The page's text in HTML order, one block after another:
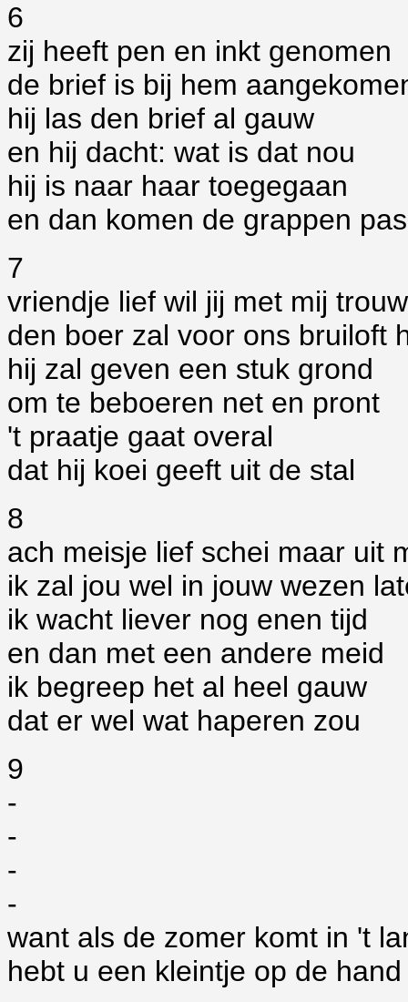
6
zij heeft pen en inkt genomen
de brief is bij hem
hij las den brief al gauw
en hij dacht: wat is dat nou
hij is naar haar toegegaan
en dan komen de grappen
7
vriendje lief wil jij met mij
den boer zal voor ons bruiloft
hij zal geven een stuk grond
om te beboeren net en pront
't praatje gaat overal
dat hij koei geeft uit de stal
8
ach meisje lief schei maar uit
ik zal jou wel in jouw wezen
ik wacht liever nog enen tijd
en dan met een andere meid
ik begreep het al heel gauw
dat er wel wat haperen zou
9
-
-
-
-
want als de zomer komt in 't
hebt u een kleintje op de hand